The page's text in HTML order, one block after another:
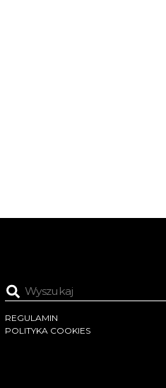
REGULAMIN
POLITYKA COOKIES